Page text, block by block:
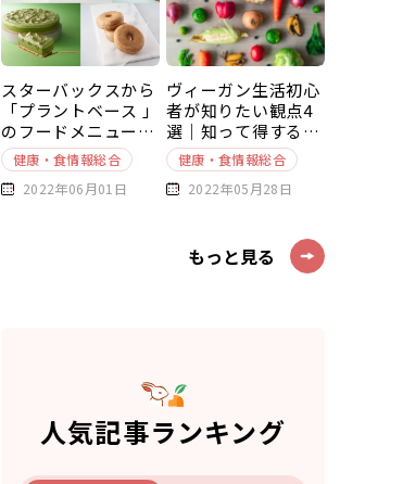
スターバックスから
「プラントベース 」
のフードメニューが
新発売
健康・食情報総合
2022年06月01日
ヴィーガン生活初心
者が知りたい観点4
選｜知って得する豆
知識～基本編～
健康・食情報総合
2022年05月28日
もっと見る
人気記事ランキング